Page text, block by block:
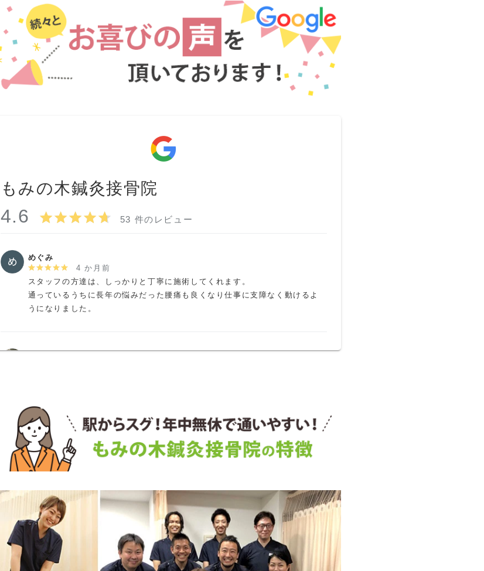
もみの木鍼灸接骨院
4.6 53 件のレビュー
めぐみ
4 か月前
スタッフの方達は、しっかりと丁寧に施術してくれます。
通っているうちに長年の悩みだった腰痛も良くなり仕事に支障なく動けるよ
うになりました。
イチでした。
ペンション田代
フレンドリーな雰囲気でいつも混んでいる
笑い声が聞こえる
samai pateno
2 か月前